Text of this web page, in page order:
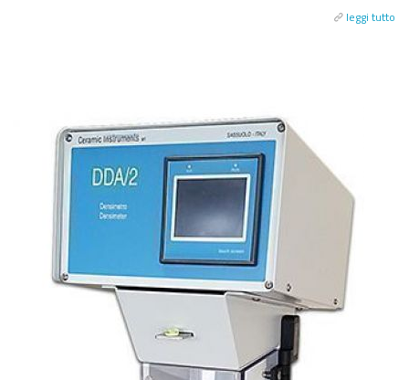
leggi tutto